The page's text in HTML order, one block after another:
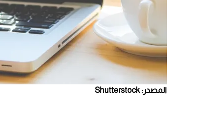
المصدر: Shutterstock